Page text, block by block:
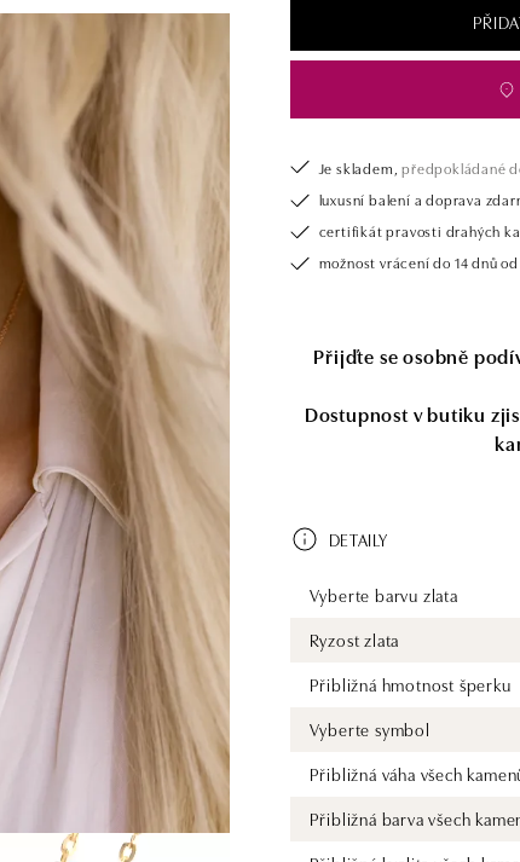
Je skladem, předpokládané
luxusní balení a doprava
certifikát pravosti drahých
možnost vrácení do 14 dnů
Přijďte se osobně
Dostupnost v butiku
DETAILY
Vyberte barvu zlata
Ryzost zlata
Přibližná hmotnost šperku
Vyberte symbol
Přibližná váha všech
Přibližná barva všech